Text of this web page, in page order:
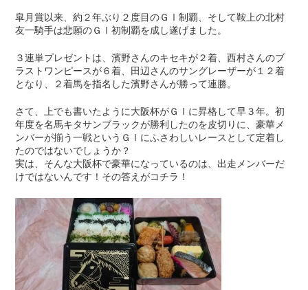
皐月賞以来、約２年ぶり２度目のＧⅠ制覇、そして鞍上の北村
友一騎手は悲願のＧⅠ初制覇を成し遂げました。
３連単プレゼントは、濱野さんのキセキが２着、西村さんのブ
ラストワンピースが６着、田辺さんのサングレーザーが１２着
となり、２着馬を指名した濱野さんが勝って連勝。
さて、上でも書いたように大阪杯がＧⅠに昇格して早３年。初
年度を名馬キタサンブラックが勝利したのを皮切りに、豪華メ
ンバーが揃う一戦というＧⅠにふさわしいレースとして定着し
たのではないでしょうか？
実は、そんな大阪杯で豪華になっているのは、出走メンバーだ
けではないんです！その答えがコチラ！